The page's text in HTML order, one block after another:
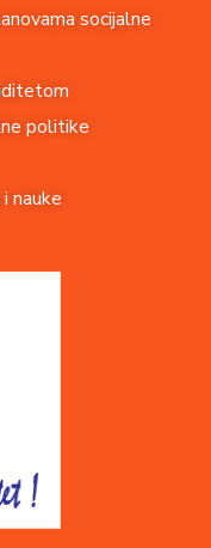
socijalne
politike
nauke